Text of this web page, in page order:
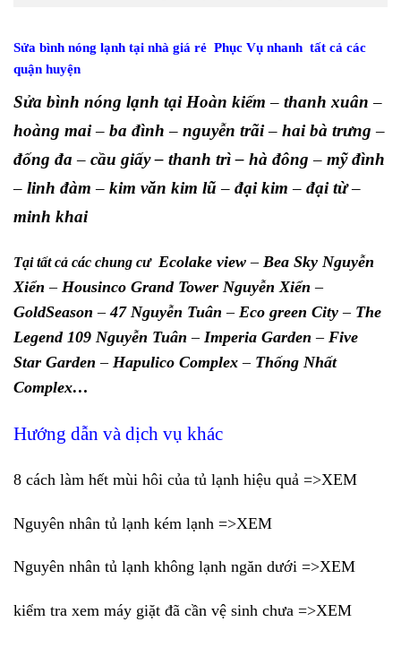
Sửa bình nóng lạnh tại nhà giá rẻ Phục Vụ nhanh tất cả các
quận huyện
Sửa bình nóng lạnh tại Hoàn kiếm– thanh xuân–
hoàng mai– ba đình– nguyễn trãi– hai bà trưng–
đống đa– cầu giấy – thanh trì – hà đông– mỹ đình
– linh đàm– kim văn kim lũ– đại kim– đại từ–
minh khai
Tại tất cả các chung cư Ecolake view–Bea Sky Nguyễn
Xiển–Housinco Grand Tower Nguyễn Xiển–
GoldSeason–47 Nguyễn Tuân–Eco green City–The
Legend 109 Nguyễn Tuân–Imperia Garden–Five
Star Garden–Hapulico Complex–Thống Nhất
Complex…
Hướng dẫn và dịch vụ khác
8 cách làm hết mùi hôi của tủ lạnh hiệu quả =>XEM
Nguyên nhân tủ lạnh kém lạnh =>XEM
Nguyên nhân tủ lạnh không lạnh ngăn dưới =>XEM
kiểm tra xem máy giặt đã cần vệ sinh chưa =>XEM